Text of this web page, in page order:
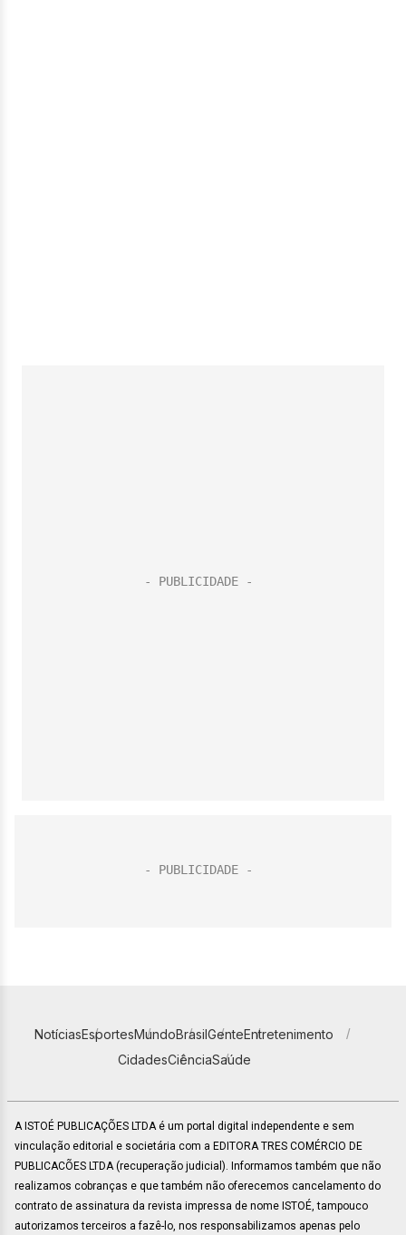
NotíciasEsportesMundoBrasilGenteEntretenimento
CidadesCiênciaSaúde
A ISTOÉ PUBLICAÇÕES LTDA é um portal digital independente e sem
vinculação editorial e societária com a EDITORA TRES COMÉRCIO DE
PUBLICACÕES LTDA (recuperação judicial). Informamos também que não
realizamos cobranças e que também não oferecemos cancelamento do
contrato de assinatura da revista impressa de nome ISTOÉ, tampouco
autorizamos terceiros a fazê-lo, nos responsabilizamos apenas pelo